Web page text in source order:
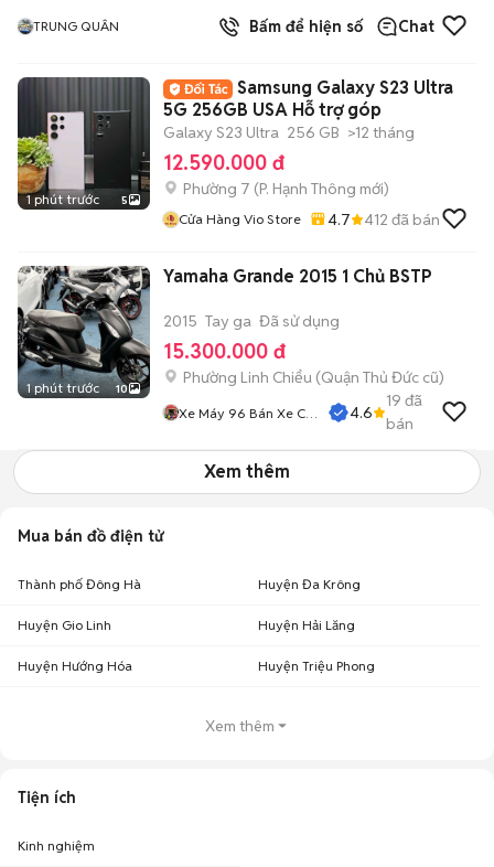
TRUNG QUÂN Bấm để hiện số Chat
1 phút trước 5
Samsung Galaxy S23 Ultra
5G 256GB USA Hỗ trợ góp
Galaxy S23 Ultra 256 GB >12 tháng
12.590.000 đ
Phường 7 (P. Hạnh Thông mới)
Cửa Hàng Vio Store 4.7 412 đã bán
1 phút trước 10
Yamaha Grande 2015 1 Chủ BSTP
2015 Tay ga Đã sử dụng
15.300.000 đ
Phường Linh Chiểu (Quận Thủ Đức cũ)
Xe Máy 96 Bán Xe Cũ
4.6
19 đã
bán
Xem thêm
Mua bán đồ điện tử
Thành phố Đông Hà Huyện Đa Krông
Huyện Gio Linh Huyện Hải Lăng
Huyện Hướng Hóa Huyện Triệu Phong
Xem thêm
Tiện ích
Kinh nghiệm